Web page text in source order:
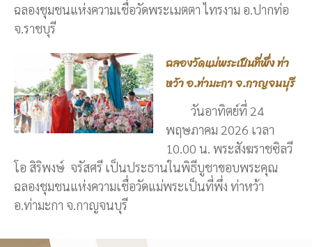
ฉลองชุมชนแห่งความเชื่อวัดพระเมตตา ไทรงาม อ.ปากท่อ
จ.ราชบุรี
ฉลองวัดแม่พระเป็นที่พึ่ง ท่า
หว้า อ.ท่ามะกา จ.กาญจนบุรี
วันอาทิตย์ที่ 24
พฤษภาคม 2026 เวลา
10.00 น. พระสังฆราชซิลวี
โอ สิริพงษ์ จรัสศรี เป็นประธานในพิธีบูชาขอบพระคุณ
ฉลองชุมชนแห่งความเชื่อวัดแม่พระเป็นที่พึ่ง ท่าหว้า
อ.ท่ามะกา จ.กาญจนบุรี